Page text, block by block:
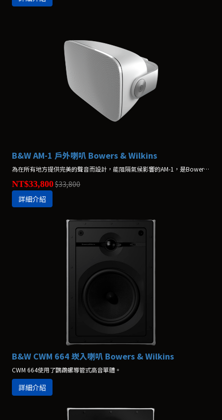
B&W AM-1 戶外喇叭 Bowers & Wilkins
為在所有地方提供完美的聲音而設計，能阻隔氣候影響的AM-1，是Bowers & Wilkins所推出最堅固、耐用的多功能揚聲器。
NT$33,800$33,800
詳細介紹
B&W CWM 664 崁入喇叭 Bowers & Wilkins
CWM 664使用了鸚鵡螺導管式高音單體。
詳細介紹